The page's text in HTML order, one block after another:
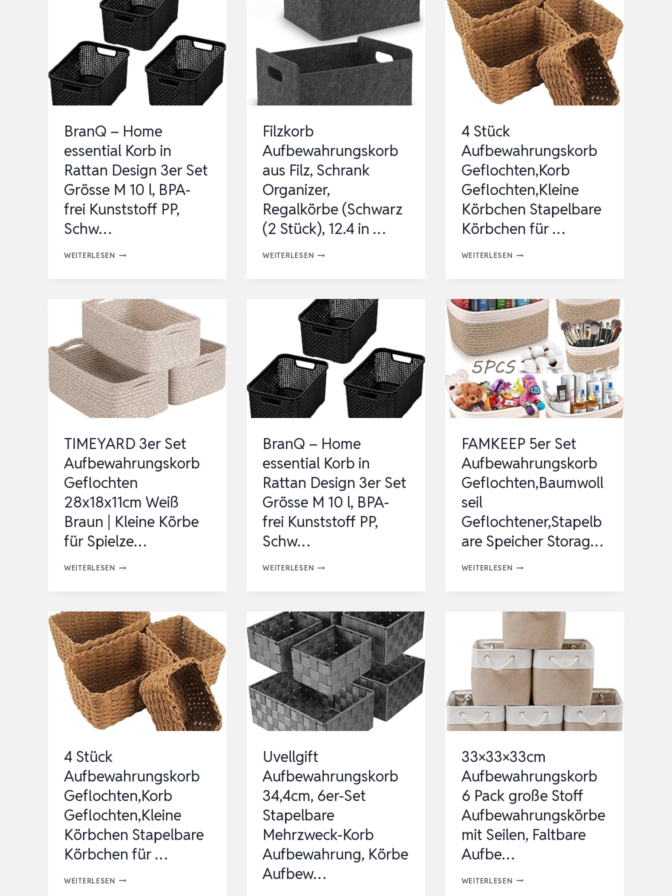
BranQ – Home
essential Korb in
Rattan Design 3er Set
Grösse M 10 l, BPA-
frei Kunststoff PP,
Schw…
WEITERLESEN BRANQ
ESSENTIAL
KORB
IN
RATTAN
DESIGN
3ER
SET
GRÖSSE
M
L,
BPA-
FREI
KUNSTSTOFF
PP,
SCHW…
Filzkorb
Aufbewahrungskorb
aus Filz, Schrank
Organizer,
Regalkörbe (Schwarz
(2 Stück), 12.4 in …
WEITERLESEN FILZKORB
FILZ,
SCHRANK
ORGANIZER,
REGALKÖRBE
(SCHWARZ
(2
STÜCK),
12.4
4 Stück
Aufbewahrungskorb
Geflochten,Korb
Geflochten,Kleine
Körbchen Stapelbare
Körbchen für …
WEITERLESEN 4
GEFLOCHTEN,KORB
GEFLOCHTEN,KLEINE
KÖRBCHEN
STAPELBARE
KÖRBCHEN
FÜR
…
TIMEYARD 3er Set
Aufbewahrungskorb
Geflochten
28x18x11cm Weiß
Braun | Kleine Körbe
für Spielze…
WEITERLESEN TIMEYARD
AUFBEWAHRUNGSKORB
GEFLOCHTEN
28X18X11CM
WEISS B
RAUN |
K
LEINE K
ÖRBE F
BranQ – Home
essential Korb in
Rattan Design 3er Set
Grösse M 10 l, BPA-
frei Kunststoff PP,
Schw…
WEITERLESEN BRANQ
ESSENTIAL
KORB
IN
RATTAN
DESIGN
3ER
SET
GRÖSSE
M
L,
BPA-
FREI
PP,
SCHW…
FAMKEEP 5er Set
Aufbewahrungskorb
Geflochten,Baumwoll
seil
Geflochtener,Stapelb
are Speicher Storag…
WEITERLESEN FAMKEEP
AUFBEWAHRUNGSKORB
GEFLOCHTEN,BAUMWOLLSEIL
GEFLOCHTENER,STAPELBARE
SPEICHER
STORAG…
4 Stück
Aufbewahrungskorb
Geflochten,Korb
Geflochten,Kleine
Körbchen Stapelbare
Körbchen für …
WEITERLESEN 4
Uvellgift
Aufbewahrungskorb
34,4cm, 6er-Set
Stapelbare
Mehrzweck-Korb
Aufbewahrung, Körbe
Aufbew…
33×33×33cm
Aufbewahrungskorb
6 Pack große Stoff
Aufbewahrungskörbe
mit Seilen, Faltbare
Aufbe…
WEITERLESEN 33×33×33CM